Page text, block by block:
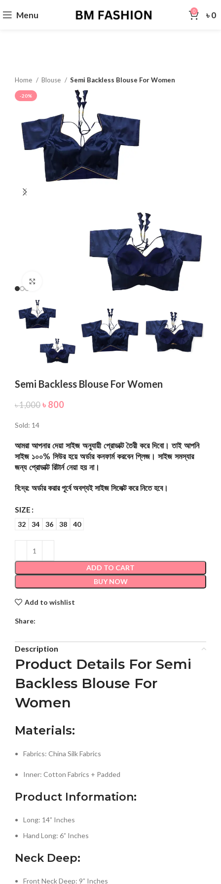
Menu 0 ৳0
Home Blouse Semi Backless Blouse For Women
-20%
Semi Backless Blouse For Women
৳1,000 ৳ 800
Sold: 14
আমরা আপনার দেয়া সাইজ অনুযায়ী প্রোডাক্ট তৈরী করে দিবো। তাই আপনি
সাইজ ১০০% সিউর হয়ে অর্ডার কনফার্ম করবেন প্লিজ। সাইজ সমস্যার
জন্য প্রোডাক্ট রিটার্ন নেয়া হয় না।
বি:দ্র: অর্ডার করার পূর্বে অবশ্যই সাইজ সিলেক্ট করে নিতে হবে।
SIZE
32 34 36 38 40
ADD TO CART
BUY NOW
Add to wishlist
Share:
Description
Product Details For Semi
Backless Blouse For
Women
Materials:
Fabrics: China Silk Fabrics
Inner: Cotton Fabrics + Padded
Product Information:
Long: 14” Inches
Hand Long: 6” Inches
Neck Deep:
Front Neck Deep: 9” Inches